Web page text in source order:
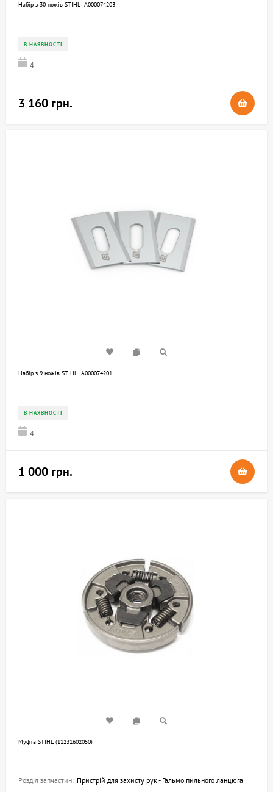
Набір з 30 ножів STIHL IA000074203
В НАЯВНОСТІ
4
3 160 грн.
Набір з 9 ножів STIHL IA000074201
В НАЯВНОСТІ
4
1 000 грн.
Mуфта STIHL (11231602050)
Розділ запчастин: Пристрій для захисту рук - Гальмо пильного ланцюга